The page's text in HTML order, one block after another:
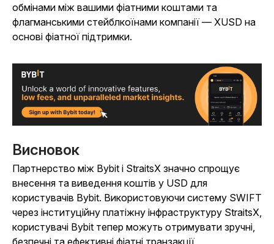
обмінами між вашими фіатними коштами та
флагманськими стейблкоїнами компанії — XUSD на
основі фіатної підтримки.
Висновок
Партнерство між Bybit і StraitsX значно спрощує
внесення та виведення коштів у USD для
користувачів Bybit. Використовуючи систему SWIFT
через інституційну платіжну інфраструктуру StraitsX,
користувачі Bybit тепер можуть отримувати зручні,
безпечні та ефективні фіатні транзакції